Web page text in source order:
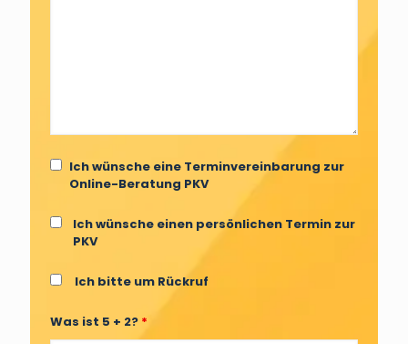
Ich wünsche eine Terminvereinbarung zur
Online-Beratung PKV
Ich wünsche einen persönlichen Termin zur
PKV
Ich bitte um Rückruf
Was ist 5 + 2? *